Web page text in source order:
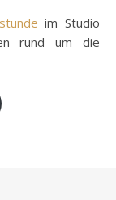
im Studio
rund um die